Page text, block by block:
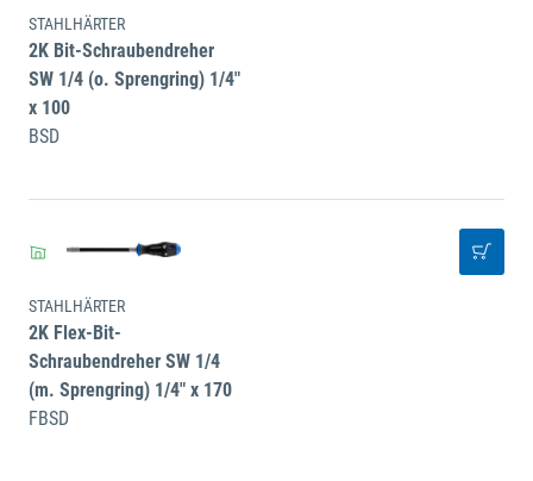
STAHLHÄRTER
2K Bit-Schraubendreher
SW 1/4 (o. Sprengring) 1/4"
x 100
BSD
STAHLHÄRTER
2K Flex-Bit-
Schraubendreher SW 1/4
(m. Sprengring) 1/4" x 170
FBSD